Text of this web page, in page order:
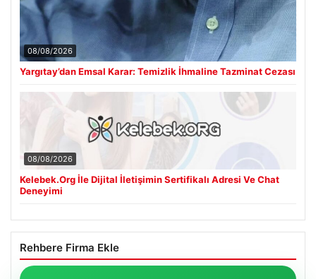
08/08/2026
Yargıtay’dan Emsal Karar: Temizlik İhmaline Tazminat Cezası
08/08/2026
Kelebek.Org İle Dijital İletişimin Sertifikalı Adresi Ve Chat
Deneyimi
Rehbere Firma Ekle